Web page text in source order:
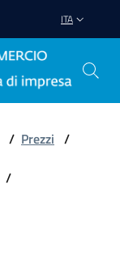
ITA
/ Prezzi /
/